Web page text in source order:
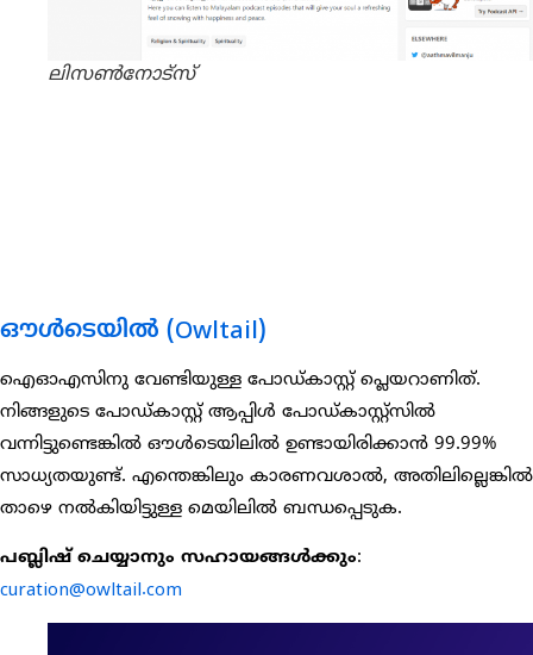
ലിസൺനോട്സ്
ഔൾടെയിൽ (Owltail)
ഐഓഎസിനു വേണ്ടിയുള്ള പോഡ്കാസ്റ്റ് പ്ലെയറാണിത്.
നിങ്ങളുടെ പോഡ്കാസ്റ്റ് ആപ്പിൾ പോഡ്കാസ്റ്റ്സിൽ
വന്നിട്ടുണ്ടെങ്കിൽ ഔൾടെയിലിൽ ഉണ്ടായിരിക്കാൻ 99.99%
സാധ്യതയുണ്ട്. എന്തെങ്കിലും കാരണവശാൽ, അതിലില്ലെങ്കിൽ
താഴെ നൽകിയിട്ടുള്ള മെയിലിൽ ബന്ധപ്പെടുക.
പബ്ലിഷ് ചെയ്യാനും സഹായങ്ങൾക്കും:
curation@owltail.com